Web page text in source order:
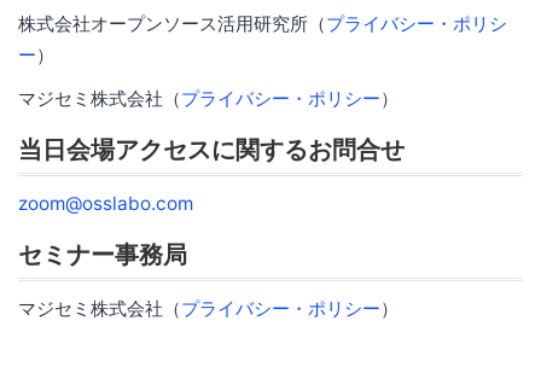
株式会社オープンソース活用研究所（プライバシー・ポリシ
ー）
マジセミ株式会社（プライバシー・ポリシー）
当日会場アクセスに関するお問合せ
zoom@osslabo.com
セミナー事務局
マジセミ株式会社（プライバシー・ポリシー）